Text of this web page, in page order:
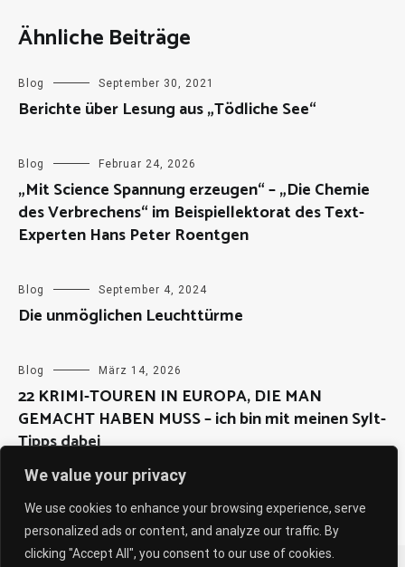
We value your privacy
We use cookies to enhance your browsing experience, serve
personalized ads or content, and analyze our traffic. By
clicking "Accept All", you consent to our use of cookies.
Ähnliche Beiträge
Blog September 30, 2021
Berichte über Lesung aus „Tödliche See“
Blog Februar 24, 2026
„Mit Science Spannung erzeugen“ – „Die Chemie
des Verbrechens“ im Beispiellektorat des Text-
Experten Hans Peter Roentgen
Blog September 4, 2024
Die unmöglichen Leuchttürme
Blog März 14, 2026
22 KRIMI-TOUREN IN EUROPA, DIE MAN
GEMACHT HABEN MUSS – ich bin mit meinen Sylt-
Tipps dabei